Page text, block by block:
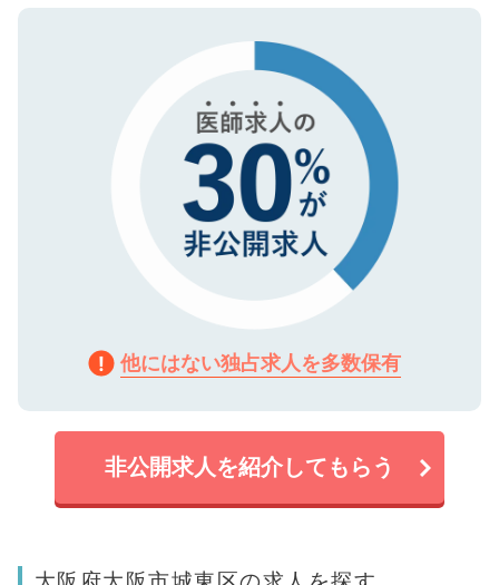
で、機密保持に関してもご安心ください。
ので、まずはご登録ください。
他にはない独占求人を多数保有
非公開求人を紹介してもらう